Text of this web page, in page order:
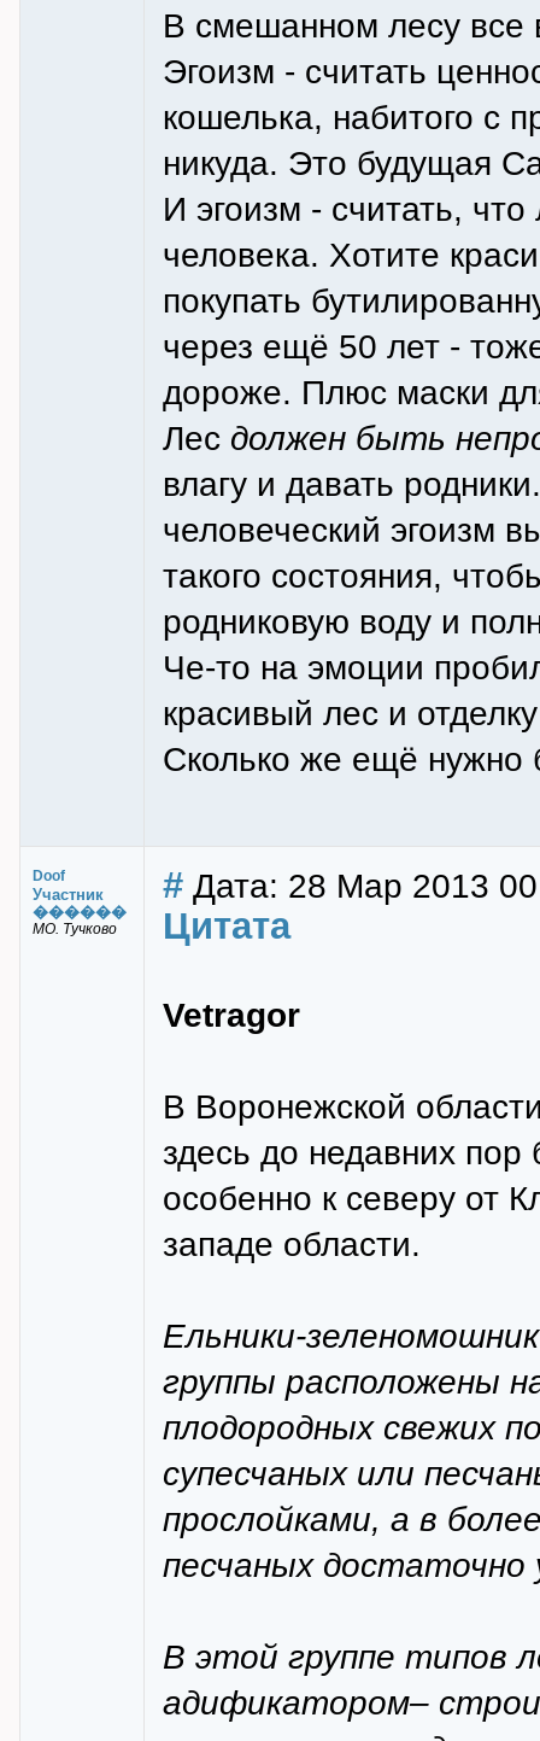
В смешанном лесу все
Эгоизм - считать
кошелька, набитого с
никуда. Это будущая
И эгоизм - считать,
человека. Хотите
покупать
через ещё 50 лет -
дороже. Плюс маски
Лес должен быть
влагу и давать
человеческий эгоизм
такого состояния,
родниковую воду и
Че-то на эмоции
красивый лес и
Сколько же ещё нужно
Doof
Участник
������
МО. Тучково
# Дата: 28 Мар 2013
Цитата
Vetragor
В Воронежской
здесь до недавних
особенно к северу от
западе области.
Ельники-
группы расположены
плодородных свежих
супесчаных или
прослойками, а в
песчаных достаточно
В этой группе типов
адификатором–